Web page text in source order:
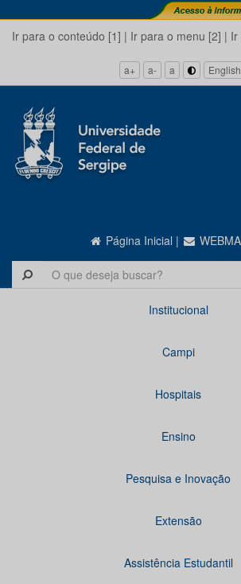
Ir para o conteúdo [1] | Ir para o menu [2] | Ir
a+ a- a English
Página Inicial |
Institucional
Campi
Hospitais
Ensino
Pesquisa e Inovação
Extensão
Assistência Estudantil